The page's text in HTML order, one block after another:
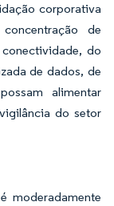
corporativa
de
do
de dados, de
alimentar
do setor
moderadamente